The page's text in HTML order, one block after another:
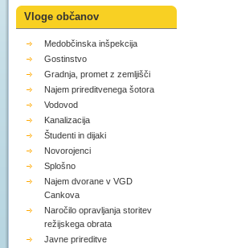
Vloge občanov
Medobčinska inšpekcija
Gostinstvo
Gradnja, promet z zemljišči
Najem prireditvenega šotora
Vodovod
Kanalizacija
Študenti in dijaki
Novorojenci
Splošno
Najem dvorane v VGD
Cankova
Naročilo opravljanja storitev
režijskega obrata
Javne prireditve